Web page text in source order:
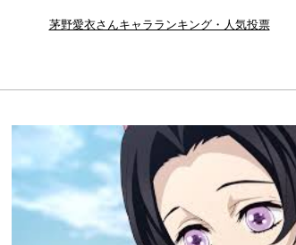
茅野愛衣さんキャラランキング・人気投票